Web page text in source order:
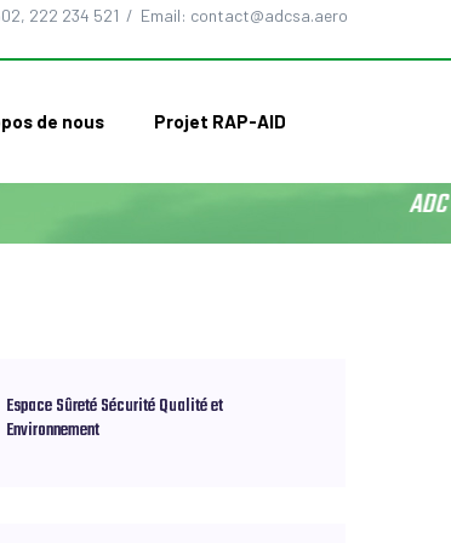
222 234 521 / Email: contact@adcsa.aero
de nous Projet RAP-AID
Espace Sûreté Sécurité Qualité et
Environnement